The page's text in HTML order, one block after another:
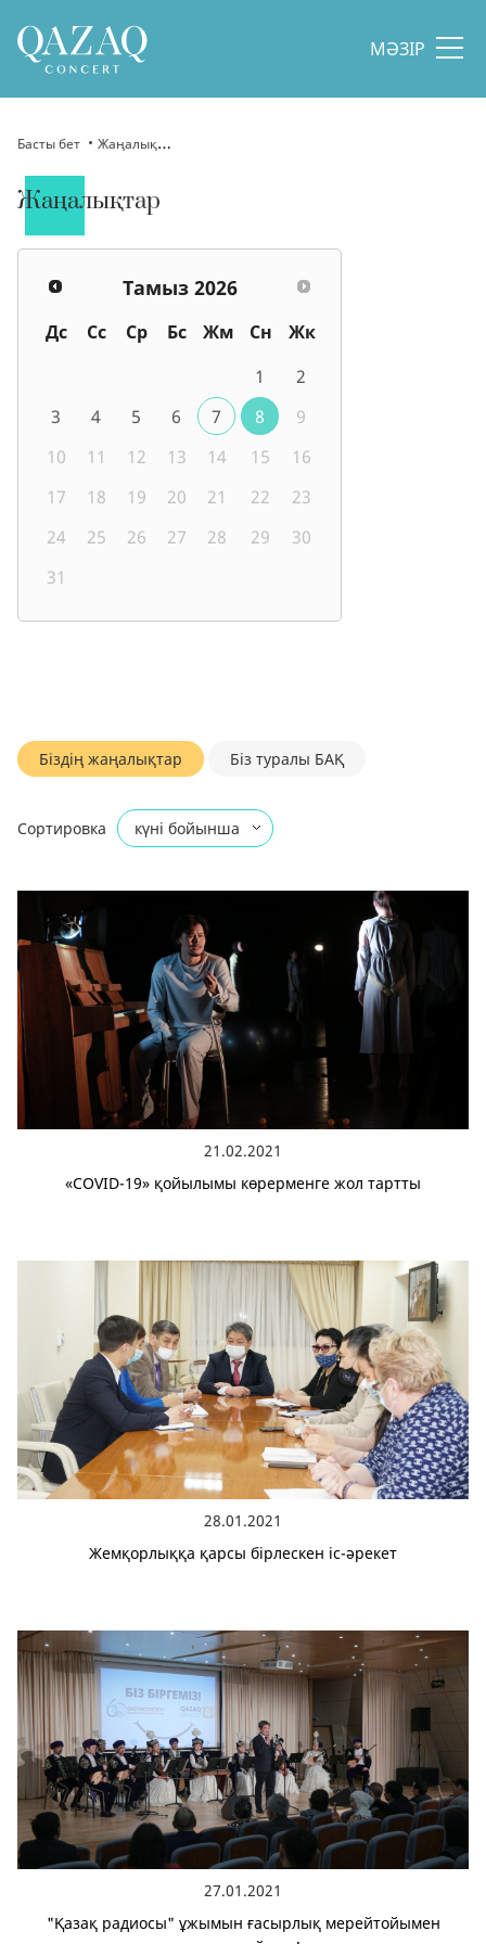
МӘЗІР
Басты бет Жаңалықтар
Жаңалықтар
Тамыз 2026
Дс Сс Ср Бс Жм Сн
Жк
1
2
3
4 5 6 7 8
9
10
11 12 13 14 15
16
17
18 19 20 21 22
23
24
25 26 27 28 29
30
31
Біздің жаңалықтар Біз туралы БАҚ
Сортировка
күні бойынша
атауы бойынша
21.02.2021
«COVID-19» қойылымы көрерменге жол тартты
28.01.2021
Жемқорлыққа қарсы бірлескен іс-әрекет
27.01.2021
"Қазақ радиосы" ұжымын ғасырлық мерейтойымен